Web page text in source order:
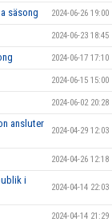
säsong 2024-06-26 19:00
2024-06-23 18:45
2024-06-17 17:10
2024-06-15 15:00
2024-06-02 20:28
ansluter
2024-04-29 12:03
2024-04-26 12:18
i
2024-04-14 22:03
2024-04-14 21:29